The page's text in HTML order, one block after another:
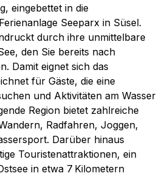
eingebettet in die
Seeparx in Süsel.
durch ihre unmittelbare
den Sie bereits nach
Damit eignet sich das
für Gäste, die eine
und Aktivitäten am Wasser
Region bietet zahlreiche
Radfahren, Joggen,
Darüber hinaus
Touristenattraktionen, ein
in etwa 7 Kilometern